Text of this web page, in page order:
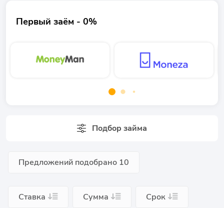
Первый заём - 0%
Подбор займа
Предложений подобрано 10
Ставка Сумма Срок